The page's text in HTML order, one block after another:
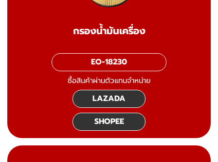
กรองน้ำมันเครื่อง
EO-18230
ซื้อสินค้าผ่านตัวแทนจำหน่าย
LAZADA
SHOPEE